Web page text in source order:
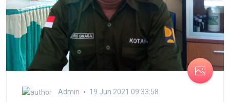
Admin 19 Jun 2021 09:33:58